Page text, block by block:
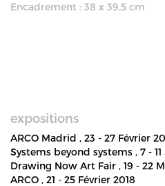
Encadrement : 38 x 39,5 cm
expositions
ARCO Madrid , 23 - 27 Février
Systems beyond systems , 7 -
Drawing Now Art Fair , 19 - 22
ARCO , 21 - 25 Février 2018